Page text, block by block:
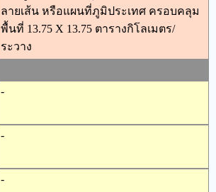
ลายเส้น หรือแผนที่ภูมิประเทศ ครอบคลุม
พื้นที่ 13.75 X 13.75 ตารางกิโลเมตร/
ระวาง
-
-
-